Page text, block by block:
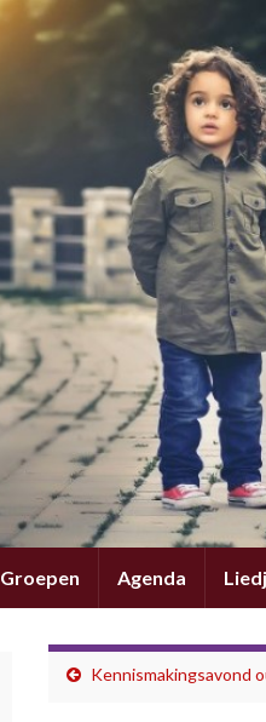
Groepen Agenda
Kennismakingsavond